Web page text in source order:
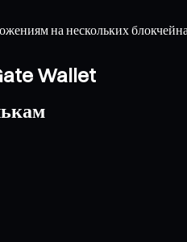
на нескольких
Wallet